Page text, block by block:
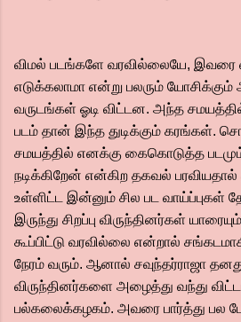
விமல் படங்களே வரவில்லையே, இவரை
எடுக்கலாமா என்று பலரும் யோசிக்கும்
வருடங்கள் ஓடி விட்டன. அந்த
படம் தான் இந்த துடிக்கும் கரங்கள்.
சமயத்தில் எனக்கு கைகொடுத்த
நடிக்கிறேன் என்கிற தகவல் பரவியதால்
உள்ளிட்ட இன்னும் சில பட வாய்ப்புகள்
இருந்து சிறப்பு விருந்தினர்கள்
கூப்பிட்டு வரவில்லை என்றால்
நேரம் வரும். ஆனால் சவுந்தர்ராஜா தனது
விருந்தினர்களை அழைத்து வந்து
பல்கலைக்கழகம். அவரை பார்த்து பல பேர்